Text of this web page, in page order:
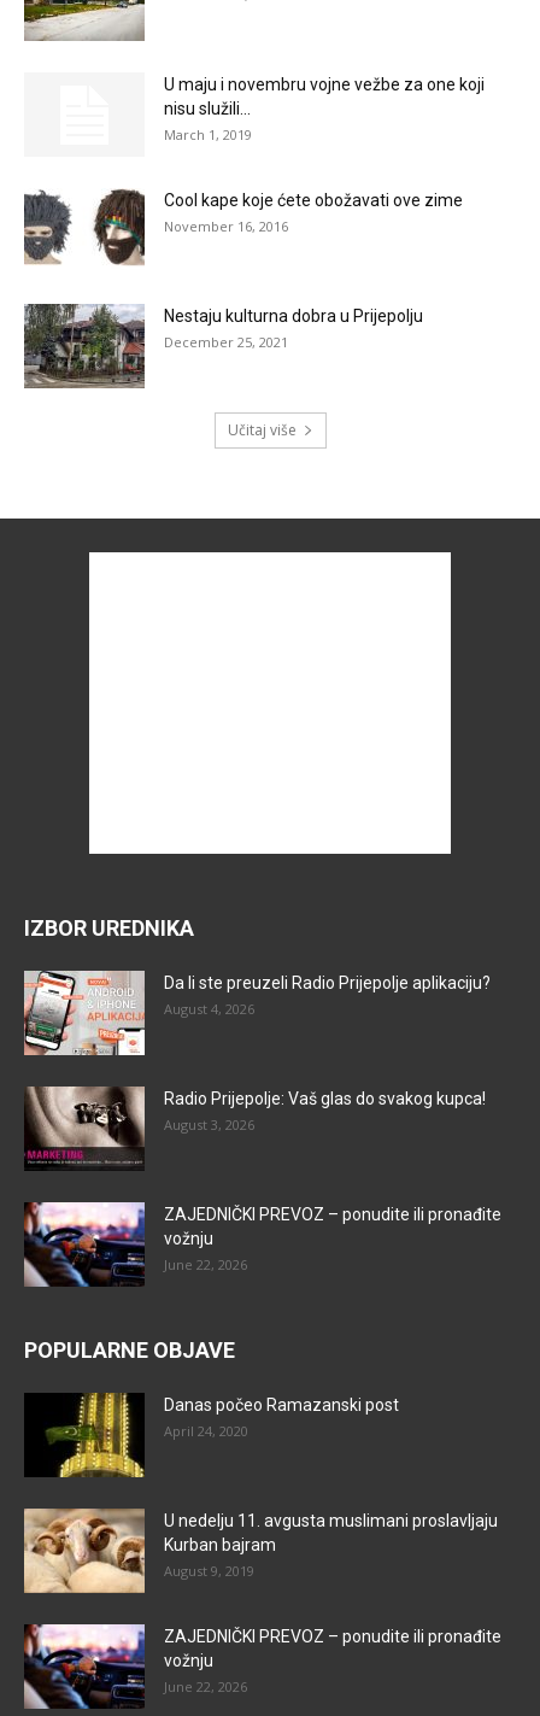
U maju i novembru vojne vežbe za one koji
nisu služili...
March 1, 2019
Cool kape koje ćete obožavati ove zime
November 16, 2016
Nestaju kulturna dobra u Prijepolju
December 25, 2021
Učitaj više
IZBOR UREDNIKA
Da li ste preuzeli Radio Prijepolje aplikaciju?
August 4, 2026
Radio Prijepolje: Vaš glas do svakog kupca!
August 3, 2026
ZAJEDNIČKI PREVOZ – ponudite ili pronađite
vožnju
June 22, 2026
POPULARNE OBJAVE
Danas počeo Ramazanski post
April 24, 2020
U nedelju 11. avgusta muslimani proslavljaju
Kurban bajram
August 9, 2019
ZAJEDNIČKI PREVOZ – ponudite ili pronađite
vožnju
June 22, 2026